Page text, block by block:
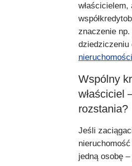
właścicielem,
znaczenie
dziedziczeniu
nieruchomości
Wspólny
właściciel
rozstania?
Jeśli
jedną osobę